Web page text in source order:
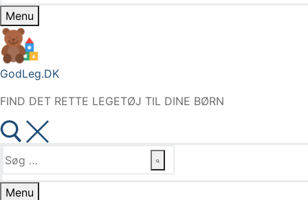
Menu
GodLeg.DK
FIND DET RETTE LEGETØJ TIL DINE BØRN
Søg
efter:
Menu